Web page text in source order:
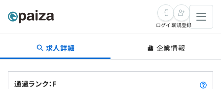
転職・キャリア
ログイン新規登録
求人詳細 企業情報
通過ランク：F